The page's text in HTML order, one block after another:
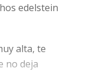
edelstein
alta, te
no deja